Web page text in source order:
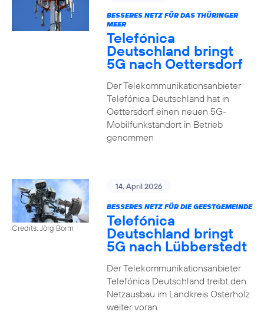
BESSERES NETZ FÜR DAS THÜRINGER
MEER
Telefónica
Deutschland bringt
5G nach Oettersdorf
Der Telekommunikationsanbieter
Telefónica Deutschland hat in
Oettersdorf einen neuen 5G-
Mobilfunkstandort in Betrieb
genommen
Credits: Jörg Borm
14. April 2026
BESSERES NETZ FÜR DIE GEESTGEMEINDE
Telefónica
Deutschland bringt
5G nach Lübberstedt
Der Telekommunikationsanbieter
Telefónica Deutschland treibt den
Netzausbau im Landkreis Osterholz
weiter voran